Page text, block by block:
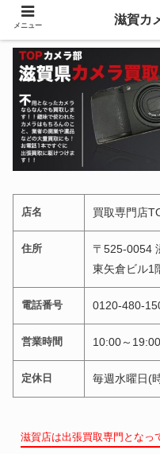
店名 買取専門店
住所
〒525-0054
東矢倉ビル1
電話番号 0120-480-
営業時間 10:00～19:00
定休日 毎週水曜日(
滋賀店は出張買取専門となっ
メニュー 滋賀カ